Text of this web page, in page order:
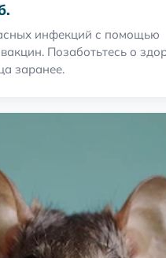
инфекций с помощью
Позаботьтесь о
заранее.